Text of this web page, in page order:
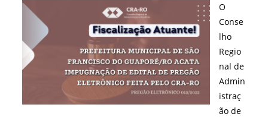
O
Conse
lho
Regio
nal de
Admin
istraç
ão de